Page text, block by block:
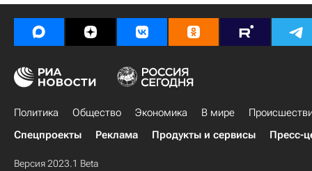
Политика Общество Экономика В мире
Спецпроекты
Реклама Продукты и сервисы Пресс-
Версия 2023.1 Beta